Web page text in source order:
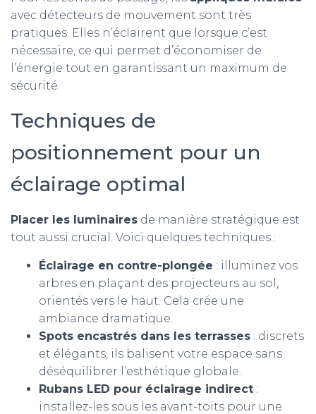
avec détecteurs de mouvement sont très
pratiques. Elles n’éclairent que lorsque c’est
nécessaire, ce qui permet d’économiser de
l’énergie tout en garantissant un maximum de
sécurité.
Techniques de
positionnement pour un
éclairage optimal
Placer les luminaires de manière stratégique est
tout aussi crucial. Voici quelques techniques :
Éclairage en contre-plongée : illuminez vos
arbres en plaçant des projecteurs au sol,
orientés vers le haut. Cela crée une
ambiance dramatique.
Spots encastrés dans les terrasses : discrets
et élégants, ils balisent votre espace sans
déséquilibrer l’esthétique globale.
Rubans LED pour éclairage indirect :
installez-les sous les avant-toits pour une